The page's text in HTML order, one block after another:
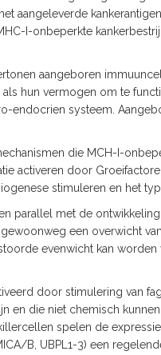
aangeleverde
I-onbeperkte
aangeboren
hun vermogen om te
endocrien systeem.
die MCH-I-
activeren door
stimuleren en het
parallel met de
een overwicht
evenwicht kan worden
door stimulering van
en die niet chemisch
spelen de
B, UBPL1-3) een